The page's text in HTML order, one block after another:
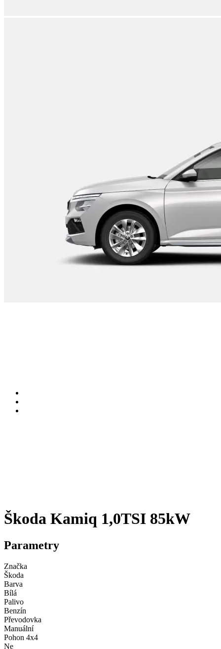
Škoda Kamiq 1,0TSI 85kW
Parametry
Značka
Škoda
Barva
Bílá
Palivo
Benzín
Převodovka
Manuální
Pohon 4x4
Ne